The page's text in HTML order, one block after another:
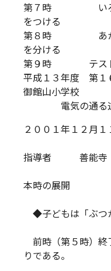
第７時 いろい
をつける
第８時 あかり
を分ける
第９時 テス
平成１３年度 第１
御館山小学校
電気の通る道
２００１年１２月
指導者 善能寺
本時の展開
◆子どもは「ぶつ
前時（第５時）終
りである。